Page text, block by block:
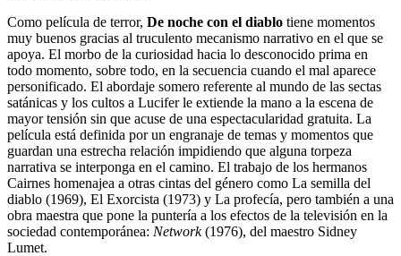
Como película de terror, De noche con el diablo tiene momentos
muy buenos gracias al truculento mecanismo narrativo en el que se
apoya. El morbo de la curiosidad hacia lo desconocido prima en
todo momento, sobre todo, en la secuencia cuando el mal aparece
personificado. El abordaje somero referente al mundo de las sectas
satánicas y los cultos a Lucifer le extiende la mano a la escena de
mayor tensión sin que acuse de una espectacularidad gratuita. La
película está definida por un engranaje de temas y momentos que
guardan una estrecha relación impidiendo que alguna torpeza
narrativa se interponga en el camino. El trabajo de los hermanos
Cairnes homenajea a otras cintas del género como La semilla del
diablo (1969), El Exorcista (1973) y La profecía, pero también a una
obra maestra que pone la puntería a los efectos de la televisión en la
sociedad contemporánea: Network(1976), del maestro Sidney
Lumet.